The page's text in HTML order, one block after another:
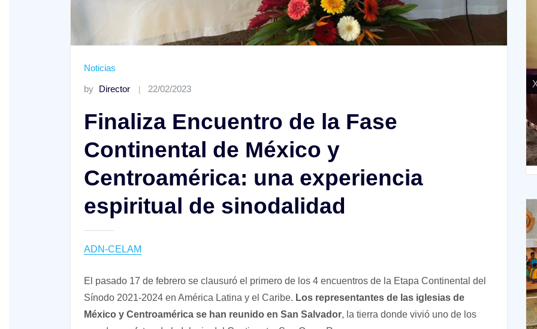
Noticias
by Director 22/02/2023
Finaliza Encuentro de la Fase
Continental de México y
Centroamérica: una experiencia
espiritual de sinodalidad
ADN-CELAM
El pasado 17 de febrero se clausuró el primero de los 4 encuentros de la Etapa Continental del
Sínodo 2021-2024 en América Latina y el Caribe. Los representantes de las iglesias de
México y Centroamérica se han reunido en San Salvador, la tierra donde vivió uno de los
XV Domingo ordinario. Año A
XIV Domingo ordinario. Año A